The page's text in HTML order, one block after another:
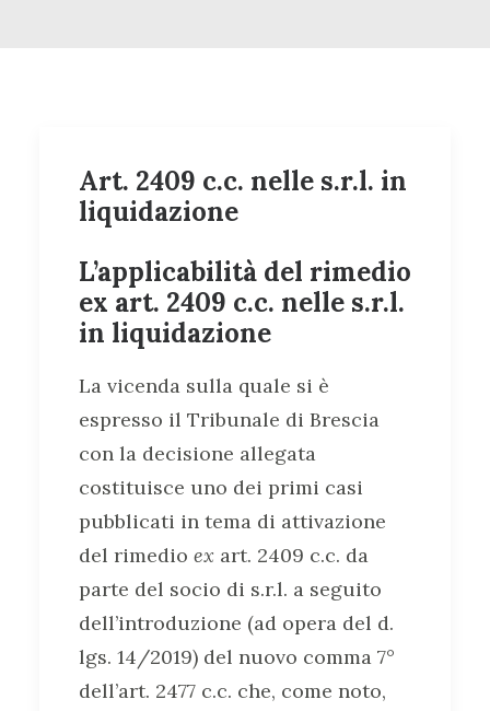
Art. 2409 c.c. nelle s.r.l. in
liquidazione
L’applicabilità del rimedio
ex art. 2409 c.c. nelle s.r.l.
in liquidazione
La vicenda sulla quale si è
espresso il Tribunale di Brescia
con la decisione allegata
costituisce uno dei primi casi
pubblicati in tema di attivazione
del rimedio ex art. 2409 c.c. da
parte del socio di s.r.l. a seguito
dell’introduzione (ad opera del d.
lgs. 14/2019) del nuovo comma 7°
dell’art. 2477 c.c. che, come noto,